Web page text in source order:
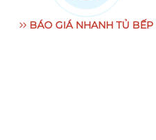
BÁO GIÁ NHANH TỦ BẾP